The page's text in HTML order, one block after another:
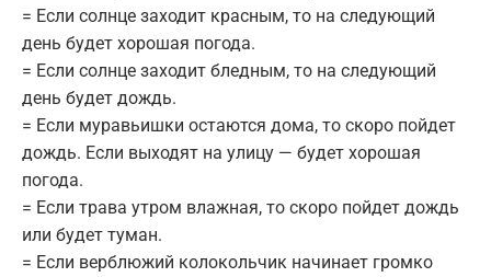
= Если солнце заходит красным, то на следующий
день будет хорошая погода.
= Если солнце заходит бледным, то на следующий
день будет дождь.
= Если муравьишки остаются дома, то скоро пойдет
дождь. Если выходят на улицу — будет хорошая
погода.
= Если трава утром влажная, то скоро пойдет дождь
или будет туман.
= Если верблюжий колокольчик начинает громко